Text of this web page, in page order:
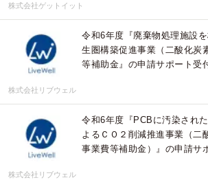
株式会社ゲットイット
令和6年度『廃棄物処理施設
生圏構築促進事業（二酸化炭
等補助金』の申請サポート受
株式会社リブウェル
令和6年度『PCBに汚染され
よるＣＯ２削減推進事業（二
事業費等補助金）』の申請サ
株式会社リブウェル